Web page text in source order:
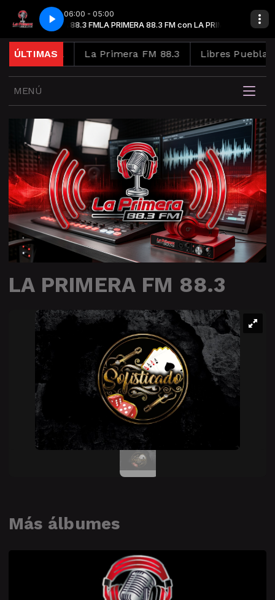
06:00 - 05:00
LA PRIMERA 88.3 FMLA PRIMERA 88.3 FM con LA PRIMERA 88.3 FM
Que Bello (letra) La Sonora Dinamita - Que Bello (letra)
ÚLTIMAS
Tierra La Primera FM 88.3 Libres Puebla
MENÚ
LA PRIMERA FM 88.3
Más álbumes